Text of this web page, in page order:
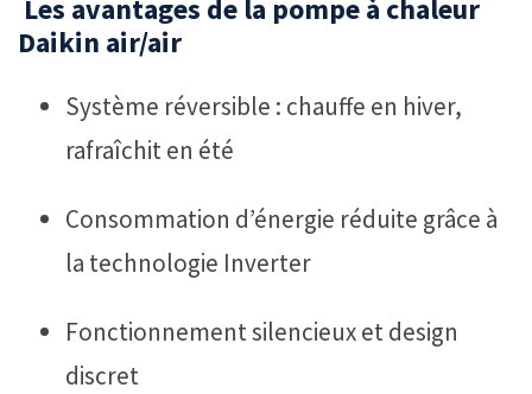
️ Les avantages de la pompe à chaleur
Daikin air/air
Système réversible : chauffe en hiver,
rafraîchit en été
Consommation d’énergie réduite grâce à
la technologie Inverter
Fonctionnement silencieux et design
discret